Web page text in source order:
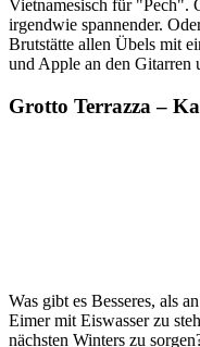
Vietnamesisch für
irgendwie spannender.
Brutstätte allen Übels mit
und Apple an den Gitarren
Grotto Terrazza –
Was gibt es Besseres, als
Eimer mit Eiswasser zu
nächsten Winters zu